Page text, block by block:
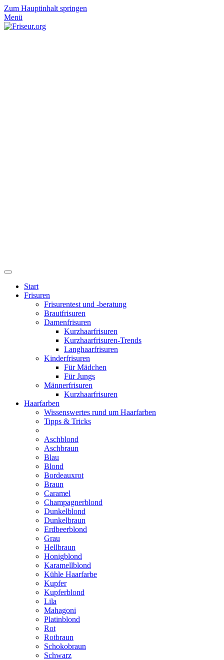
Zum Hauptinhalt springen
Menü
Start
Frisuren
Frisurentest und -beratung
Brautfrisuren
Damenfrisuren
Kurzhaarfrisuren
Kurzhaarfrisuren-Trends
Langhaarfrisuren
Kinderfrisuren
Für Mädchen
Für Jungs
Männerfrisuren
Kurzhaarfrisuren
Haarfarben
Wissenswertes rund um Haarfarben
Tipps & Tricks
Aschblond
Aschbraun
Blau
Blond
Bordeauxrot
Braun
Caramel
Champagnerblond
Dunkelblond
Dunkelbraun
Erdbeerblond
Grau
Hellbraun
Honigblond
Karamellblond
Kühle Haarfarbe
Kupfer
Kupferblond
Lila
Mahagoni
Platinblond
Rot
Rotbraun
Schokobraun
Schwarz